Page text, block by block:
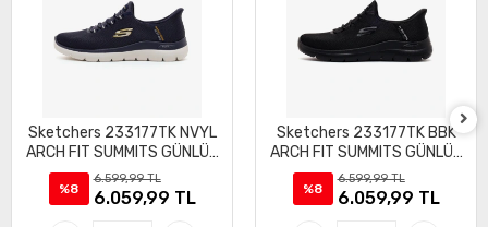
Sketchers 233177TK NVYL
ARCH FIT SUMMITS GÜNLÜK
SPOR AYAKKABI
%8
6.599,99 TL
6.059,99 TL
Sketchers 233177TK BBK
ARCH FIT SUMMITS GÜNLÜK
SPOR AYAKKABI
%8
6.599,99 TL
6.059,99 TL